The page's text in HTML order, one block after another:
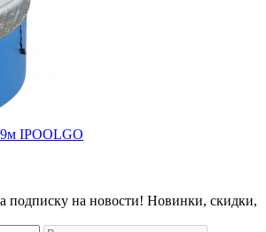
IPOOLGO
подписку на новости! Новинки, скидки,